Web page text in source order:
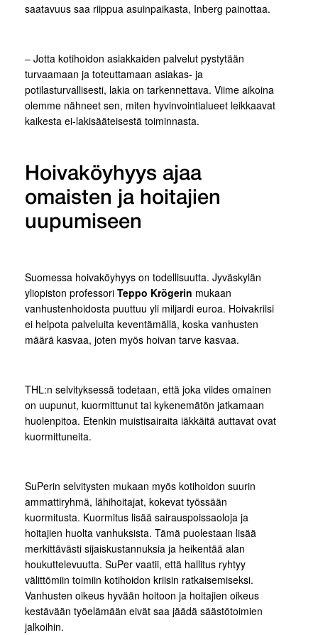
saatavuus saa riippua asuinpaikasta, Inberg painottaa.
– Jotta kotihoidon asiakkaiden palvelut pystytään
turvaamaan ja toteuttamaan asiakas- ja
potilasturvallisesti, lakia on tarkennettava. Viime aikoina
olemme nähneet sen, miten hyvinvointialueet leikkaavat
kaikesta ei-lakisääteisestä toiminnasta.
Hoivaköyhyys ajaa
omaisten ja hoitajien
uupumiseen
Suomessa hoivaköyhyys on todellisuutta. Jyväskylän
yliopiston professori Teppo Krögerin mukaan
vanhustenhoidosta puuttuu yli miljardi euroa. Hoivakriisi
ei helpota palveluita keventämällä, koska vanhusten
määrä kasvaa, joten myös hoivan tarve kasvaa.
THL:n selvityksessä todetaan, että joka viides omainen
on uupunut, kuormittunut tai kykenemätön jatkamaan
huolenpitoa. Etenkin muistisairaita iäkkäitä auttavat ovat
kuormittuneita.
SuPerin selvitysten mukaan myös kotihoidon suurin
ammattiryhmä, lähihoitajat, kokevat työssään
kuormitusta. Kuormitus lisää sairauspoissaoloja ja
hoitajien huolta vanhuksista. Tämä puolestaan lisää
merkittävästi sijaiskustannuksia ja heikentää alan
houkuttelevuutta. SuPer vaatii, että hallitus ryhtyy
välittömiin toimiin kotihoidon kriisin ratkaisemiseksi.
Vanhusten oikeus hyvään hoitoon ja hoitajien oikeus
kestävään työelämään eivät saa jäädä säästötoimien
jalkoihin.